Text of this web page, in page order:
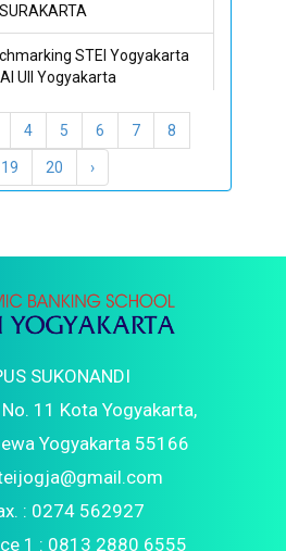
SURAKARTA
STEI Yogyakarta
UII Yogyakarta
Bekali Mahasiswa Menjadi
Kerjasama Bisnis HPAIC
4 5 6 7 8
19 20 ›
SUKONANDI
11 Kota Yogyakarta,
Yogyakarta 55166
: 0274 562927
1 : 0813 2880 6555